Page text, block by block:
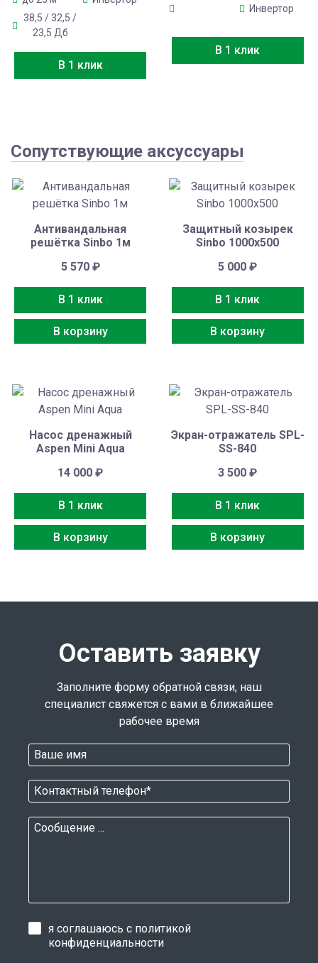
38,5 / 32,5 /
23,5 Дб
В 1 клик
Инвертор
В 1 клик
Сопутствующие аксуссуары
Антивандальная
решётка Sinbo 1м
5 570 ₽
В 1 клик
В корзину
Защитный козырек
Sinbo 1000х500
5 000₽
В 1 клик
В корзину
Насос дренажный
Aspen Mini Aqua
14 000₽
В 1 клик
В корзину
Экран-отражатель SPL-
SS-840
3 500₽
В 1 клик
В корзину
Оставить заявку
Заполните форму обратной связи, наш
специалист свяжется с вами в ближайшее
рабочее время
я соглашаюсь с политикой
конфиденциальности